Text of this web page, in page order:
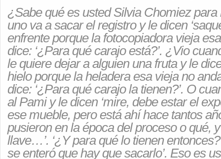
¿Sabe qué es usted Silvia Chomiez
uno va a sacar el registro y le dicen
enfrente porque la fotocopiadora vieja
dice: ‘¿Para qué carajo está?’. ¿Vio
le quiere dejar a alguien una fruta y le
hielo porque la heladera esa vieja no
dice: ‘¿Para qué carajo la tienen?’. O
al Pami y le dicen ‘mire, debe estar el
ese mueble, pero está ahí hace tantos
pusieron en la época del proceso o qué,
llave…’. ‘¿Y para qué lo tienen
se enteró que hay que sacarlo’. Eso es